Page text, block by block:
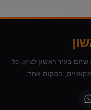
בעיר ראשון לציון. כל
במקום אחד.